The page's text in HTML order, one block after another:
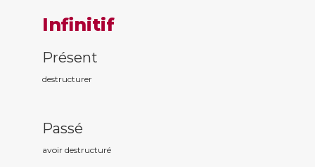
Infinitif
Présent
destructurer
Passé
avoir destructuré